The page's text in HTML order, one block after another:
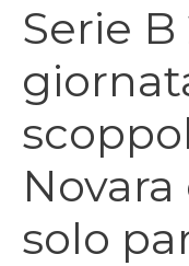
Serie B
solo